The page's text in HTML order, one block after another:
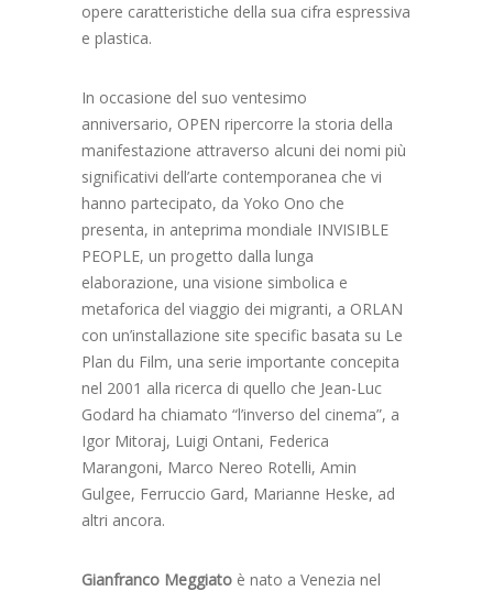
opere caratteristiche della sua cifra espressiva
e plastica.
In occasione del suo ventesimo
anniversario, OPEN ripercorre la storia della
manifestazione attraverso alcuni dei nomi più
significativi dell’arte contemporanea che vi
hanno partecipato, da Yoko Ono che
presenta, in anteprima mondiale INVISIBLE
PEOPLE, un progetto dalla lunga
elaborazione, una visione simbolica e
metaforica del viaggio dei migranti, a ORLAN
con un’installazione site specific basata su Le
Plan du Film, una serie importante concepita
nel 2001 alla ricerca di quello che Jean-Luc
Godard ha chiamato “l’inverso del cinema”, a
Igor Mitoraj, Luigi Ontani, Federica
Marangoni, Marco Nereo Rotelli, Amin
Gulgee, Ferruccio Gard, Marianne Heske, ad
altri ancora.
Gianfranco Meggiato è nato a Venezia nel